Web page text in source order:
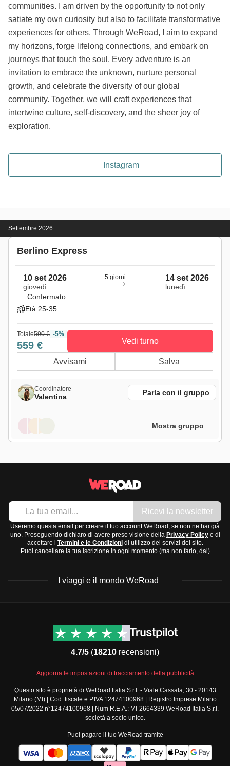
communities. I am driven by the opportunity to not only
satiate my own curiosity but also to facilitate transformative
experiences for others. Through WeRoad, I aim to expand
my horizons, forge lifelong connections, and embark on
journeys that touch the soul. Every adventure is an
invitation to embrace the unknown, nurture personal
growth, and celebrate the diversity of our global
community. Together, we will craft experiences that
intertwine culture, self-discovery, and the sheer joy of
exploration.
Instagram
Settembre 2026
Berlino Express
10 set 2026
giovedì
5 giorni 14 set 2026
lunedì
Confermato
Età 25-35
Totale590 € -5%
559 € Vedi turno
Avvisami Salva
Coordinatore
Valentina Parla con il gruppo
Mostra gruppo
Ricevi la newsletter
Useremo questa email per creare il tuo account WeRoad, se non ne hai già
uno. Proseguendo dichiaro di avere preso visione della Privacy Policye di
accettare i Termini e le Condizionidi utilizzo dei servizi del sito.
Puoi cancellare la tua iscrizione in ogni momento (ma non farlo, dai)
I viaggi e il mondo WeRoad
Viaggi di gruppo Nord
Viaggi di gruppo Centro
Viaggi di gruppo Sud
America
Viaggi di gruppo Africa
Viaggi di gruppo Medio
Viaggi di gruppo Asia
Viaggi di gruppo Europa
Viaggi di gruppo Nord
Contatti
Termini e condizioni
Condizioni generali
standard
Policy annullamento
viaggio
Cookie policy
Privacy policy
Security
4.7/5 (18210 recensioni)
Aggiorna le impostazioni di tracciamento della pubblicità
Questo sito è proprietà di WeRoad Italia S.r.l. - Viale Cassala, 30 - 20143
Milano (MI) | Cod. fiscale e P.IVA 12474100968 | Registro Imprese Milano
05/07/2022 n°12474100968 | Num R.E.A.: MI-2664339 WeRoad Italia S.r.l.
società a socio unico.
Puoi pagare il tuo WeRoad tramite